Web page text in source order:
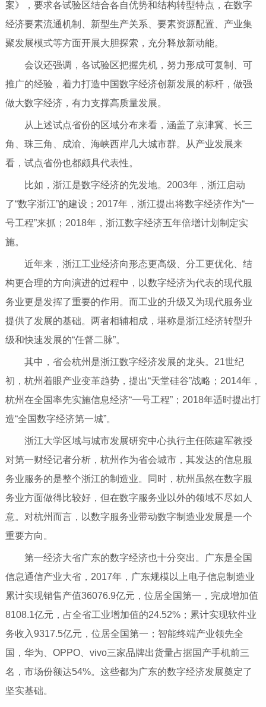
案》，要求各试验区结合各自优势和结构转型特点，在数字
经济要素流通机制、新型生产关系、要素资源配置、产业集
聚发展模式等方面开展大胆探索，充分释放新动能。
会议还强调，各试验区把握先机，努力形成可复制、可
推广的经验，着力打造中国数字经济创新发展的标杆，做强
做大数字经济，有力支撑高质量发展。
从上述试点省份的区域分布来看，涵盖了京津冀、长三
角、珠三角、成渝、海峡西岸几大城市群。从产业发展来
看，试点省份也都颇具代表性。
比如，浙江是数字经济的先发地。2003年，浙江启动
了“数字浙江”的建设；2017年，浙江提出将数字经济作为“一
号工程”来抓；2018年，浙江数字经济五年倍增计划制定实
施。
近年来，浙江工业经济向形态更高级、分工更优化、结
构更合理的方向演进的过程中，以数字经济为代表的现代服
务业更是发挥了重要的作用。而工业的升级又为现代服务业
提供了发展的基础。两者相辅相成，堪称是浙江经济转型升
级和快速发展的“任督二脉”。
其中，省会杭州是浙江数字经济发展的龙头。21世纪
初，杭州着眼产业变革趋势，提出“天堂硅谷”战略；2014年，
杭州在全国率先实施信息经济“一号工程”；2018年适时提出打
造“全国数字经济第一城”。
浙江大学区域与城市发展研究中心执行主任陈建军教授
对第一财经记者分析，杭州作为省会城市，其发达的信息服
务业服务的是整个浙江的制造业。同时，杭州虽然在数字服
务业方面做得比较好，但在数字服务业以外的领域不尽如人
意。对杭州而言，以数字服务业带动数字制造业发展是一个
重要方向。
第一经济大省广东的数字经济也十分突出。广东是全国
信息通信产业大省，2017年，广东规模以上电子信息制造业
累计实现销售产值36076.9亿元，位居全国第一，完成增加值
8108.1亿元，占全省工业增加值的24.52%；累计实现软件业
务收入9317.5亿元，位居全国第一；智能终端产业领先全
国，华为、OPPO、vivo三家品牌出货量占据国产手机前三
名，市场份额达54%。这些都为广东的数字经济发展奠定了
坚实基础。